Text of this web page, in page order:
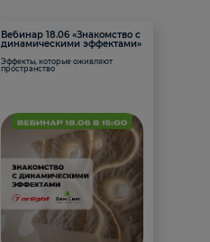
Вебинар 18.06 «Знакомство с
динамическими эффектами»
Эффекты, которые оживляют
пространство